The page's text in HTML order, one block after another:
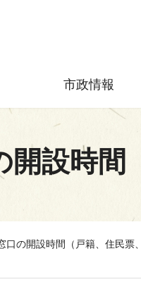
市政情報
開設時間
口の開設時間（戸籍、住民票